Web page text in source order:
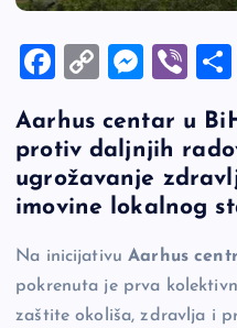
F
c
e
b
k
C
p
y
Li
k
M
se
n
g
er
Vi
er
Aarhus centar u
protiv daljnjih
ugrožavanje
imovine lokalnog
Na inicijativuAarhus
pokrenuta je prva
zaštite okoliša, zdravlja i